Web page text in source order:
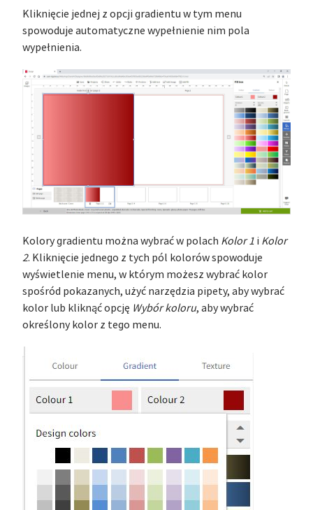
Kliknięcie jednej z opcji gradientu w tym menu
spowoduje automatyczne wypełnienie nim pola
wypełnienia.
Kolory gradientu można wybrać w polach Kolor 1 i Kolor
2. Kliknięcie jednego z tych pól kolorów spowoduje
wyświetlenie menu, w którym możesz wybrać kolor
spośród pokazanych, użyć narzędzia pipety, aby wybrać
kolor lub kliknąć opcję Wybór koloru, aby wybrać
określony kolor z tego menu.